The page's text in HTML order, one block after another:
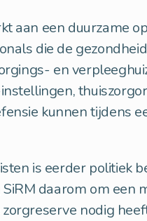
aan een duurzame
die de
en
kunnen tijdens
is eerder politiek
daarom om een
nodig